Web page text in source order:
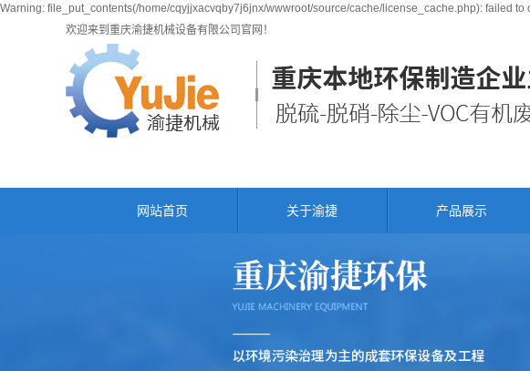
Warning: file_put_contents(/home/cqyjjxacvqby7j6jnx/wwwroot/source/cache/license_cache.php): failed
欢迎来到重庆渝捷机械设备有限公司官网！
网站首页 关于渝捷 产品展示